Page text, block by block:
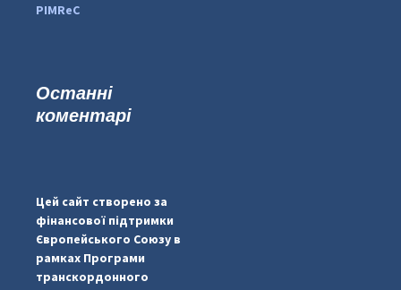
PIMReC
Останні
коментарі
Цей сайт створено за
фінансової підтримки
Європейського Союзу в
рамках Програми
транскордонного